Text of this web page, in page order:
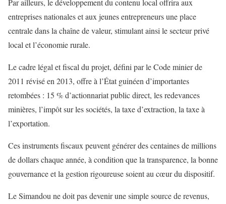
Par ailleurs, le développement du contenu local offrira aux
entreprises nationales et aux jeunes entrepreneurs une place
centrale dans la chaîne de valeur, stimulant ainsi le secteur privé
local et l’économie rurale.
Le cadre légal et fiscal du projet, défini par le Code minier de
2011 révisé en 2013, offre à l’État guinéen d’importantes
retombées : 15 % d’actionnariat public direct, les redevances
minières, l’impôt sur les sociétés, la taxe d’extraction, la taxe à
l’exportation.
Ces instruments fiscaux peuvent générer des centaines de millions
de dollars chaque année, à condition que la transparence, la bonne
gouvernance et la gestion rigoureuse soient au cœur du dispositif.
Le Simandou ne doit pas devenir une simple source de revenus,